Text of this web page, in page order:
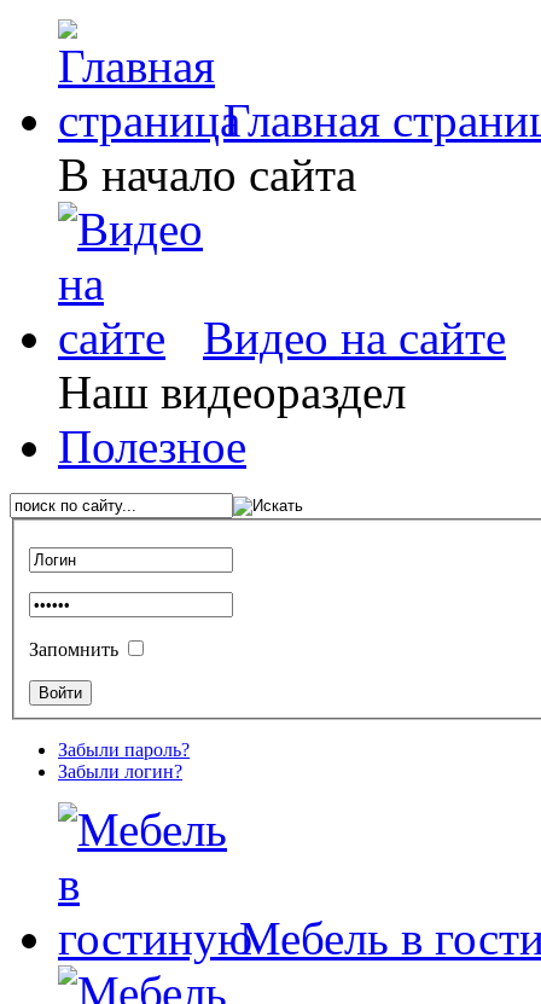
Главная
В начало сайта
Видео на сайте
Наш видеораздел
Полезное
Запомнить
Забыли пароль?
Забыли логин?
Мебель в